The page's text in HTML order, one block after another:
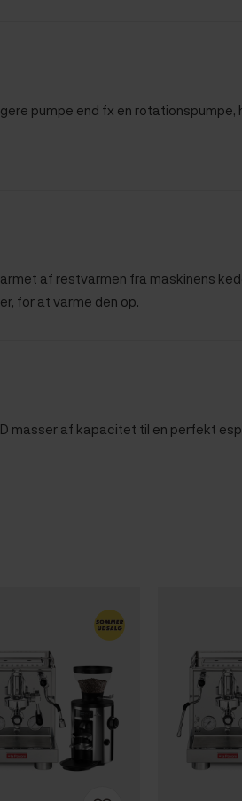
pumpe end fx en rotationspumpe,
af restvarmen fra maskinens
for at varme den op.
masser af kapacitet til en perfekt